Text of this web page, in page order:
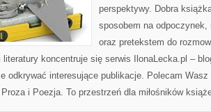
perspektywy. Dobra
sposobem na
oraz pretekstem do
literatury koncentruje się serwis IlonaLecka.pl –
odkrywać interesujące publikacje. Polecam
Proza i Poezja. To przestrzeń dla miłośników